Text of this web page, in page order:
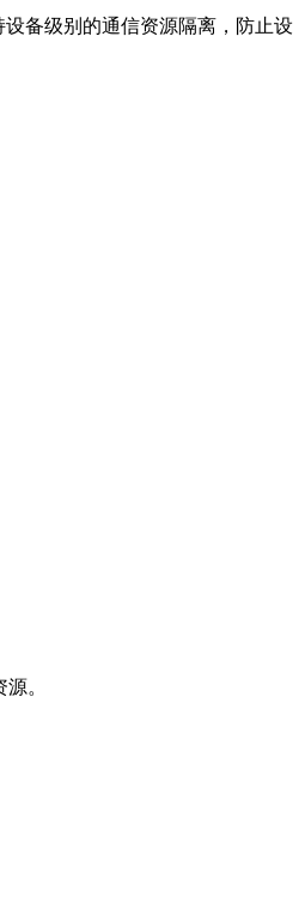
备级别的通信资源隔离，防止设
。